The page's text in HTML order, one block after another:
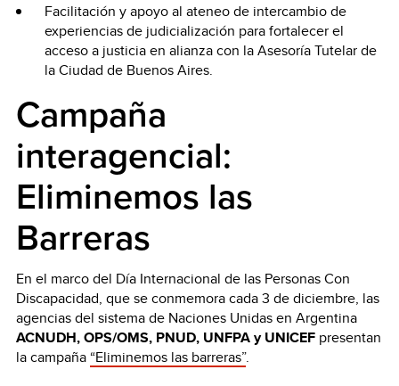
Facilitación y apoyo al ateneo de intercambio de
experiencias de judicialización para fortalecer el
acceso a justicia en alianza con la Asesoría Tutelar de
la Ciudad de Buenos Aires.
Campaña
interagencial:
Eliminemos las
Barreras
En el marco del Día Internacional de las Personas Con
Discapacidad, que se conmemora cada 3 de diciembre, las
agencias del sistema de Naciones Unidas en Argentina
ACNUDH, OPS/OMS, PNUD, UNFPA y UNICEF presentan
la campaña “Eliminemos las barreras”.